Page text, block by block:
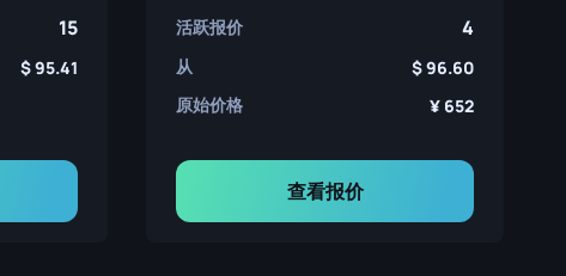
15
95.41
活跃报价 4
从
96.60
原始价格
652
查看报价